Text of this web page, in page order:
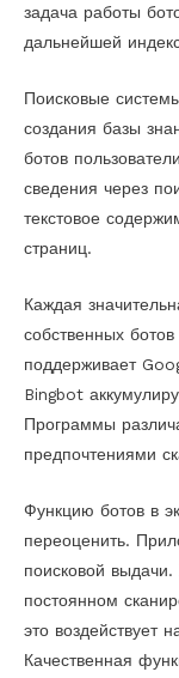
задача работы
дальнейшей
Поисковые
создания базы
ботов
сведения через
текстовое
страниц.
Каждая
собственных
поддерживает
Bingbot
Программы
предпочтениями
Функцию ботов в
переоценить.
поисковой
постоянном
это воздействует
Качественная